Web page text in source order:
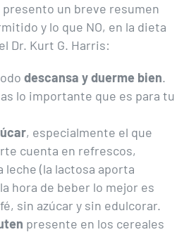
un breve resumen
y lo que NO, en la dieta
Dr. Kurt G. Harris:
descansa y duerme bien.
lo importante que es para tu
, especialmente el que
cuenta en refrescos,
leche (la lactosa aporta
hora de beber lo mejor es
sin azúcar y sin edulcorar.
presente en los cereales